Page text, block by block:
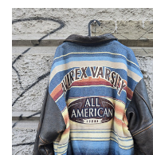
di
listino